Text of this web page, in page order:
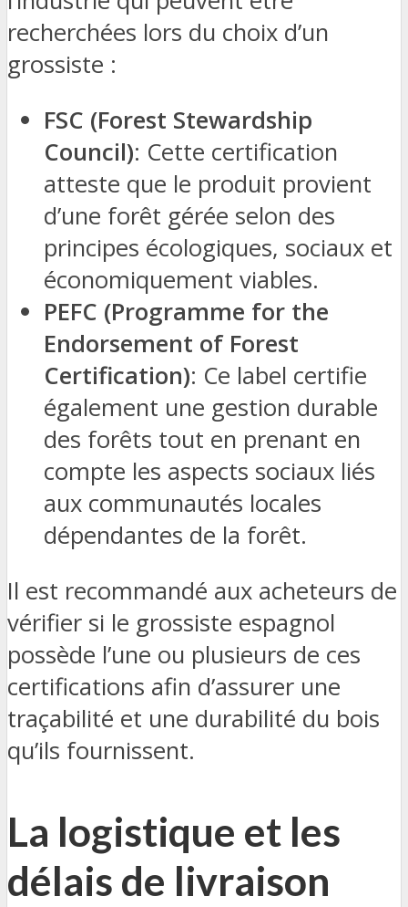
recherchées lors du choix d’un
grossiste :
FSC (Forest Stewardship
Council): Cette certification
atteste que le produit provient
d’une forêt gérée selon des
principes écologiques, sociaux et
économiquement viables.
PEFC (Programme for the
Endorsement of Forest
Certification): Ce label certifie
également une gestion durable
des forêts tout en prenant en
compte les aspects sociaux liés
aux communautés locales
dépendantes de la forêt.
Il est recommandé aux acheteurs de
vérifier si le grossiste espagnol
possède l’une ou plusieurs de ces
certifications afin d’assurer une
traçabilité et une durabilité du bois
qu’ils fournissent.
La logistique et les
délais de livraison